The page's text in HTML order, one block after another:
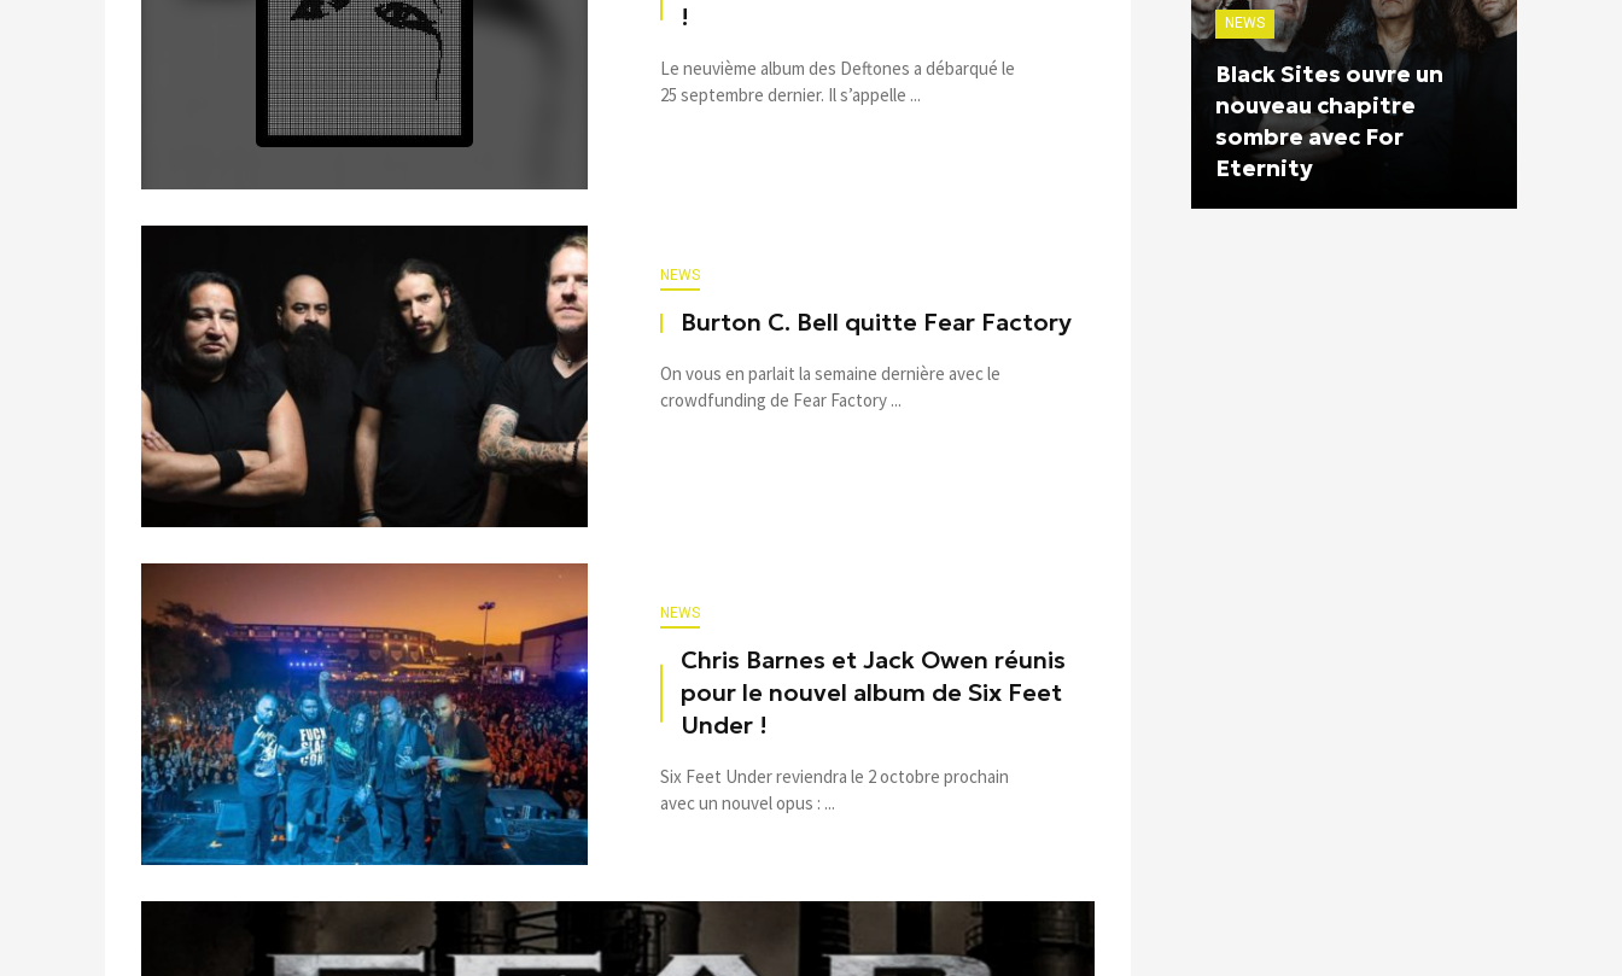
!
Le neuvième album des Deftones a débarqué le
25 septembre dernier. Il s’appelle ...
NEWS
Burton C. Bell quitte Fear Factory
On vous en parlait la semaine dernière avec le
crowdfunding de Fear Factory ...
NEWS
Chris Barnes et Jack Owen réunis
pour le nouvel album de Six Feet
Under !
Six Feet Under reviendra le 2 octobre prochain
avec un nouvel opus : ...
NEWS
Black Sites ouvre un
nouveau chapitre
sombre avec For
Eternity